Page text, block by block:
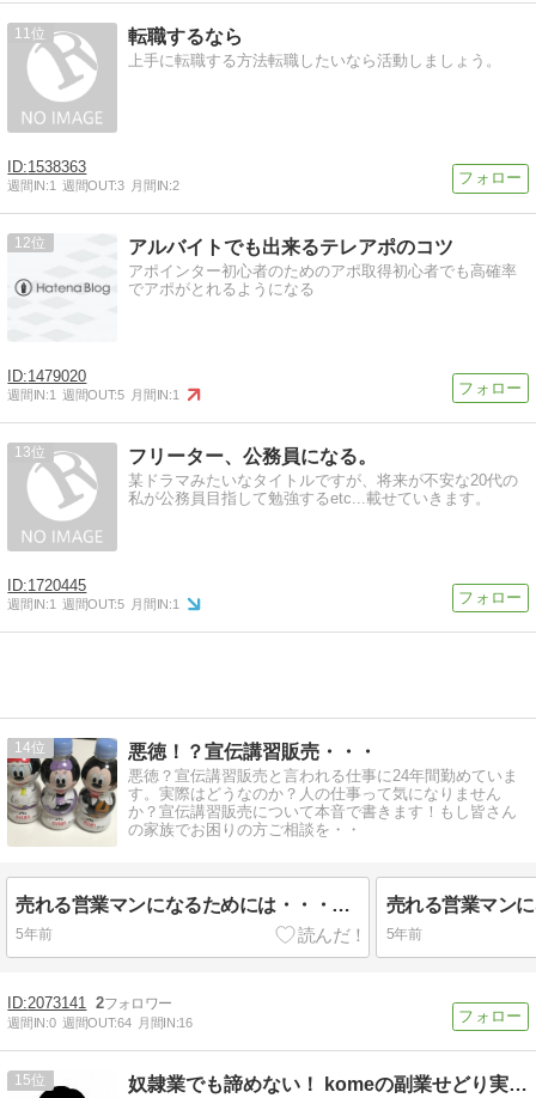
11 転職するなら
上手に転職する方法転職したいなら活動しましょう。
1538363
週間IN:1 週間OUT:3 月間IN:2
12 アルバイトでも出来るテレアポのコツ
アポインター初心者のためのアポ取得初心者でも高確率
でアポがとれるようになる
1479020
週間IN:1 週間OUT:5 月間IN:1
13 フリーター、公務員になる。
某ドラマみたいなタイトルですが、将来が不安な20代の
私が公務員目指して勉強するetc...載せていきます。
1720445
週間IN:1 週間OUT:5 月間IN:1
14 悪徳！？宣伝講習販売・・・
悪徳？宣伝講習販売と言われる仕事に24年間勤めていま
す。実際はどうなのか？人の仕事って気になりません
か？宣伝講習販売について本音で書きます！もし皆さん
の家族でお困りの方ご相談を・・
売れる営業マンになるためには・・・（続）
5年前
売れる営業マン
5年前
2073141 2
週間IN:0 週間OUT:64 月間IN:16
15 奴隷業でも諦めない！ komeの副業せどり実践術